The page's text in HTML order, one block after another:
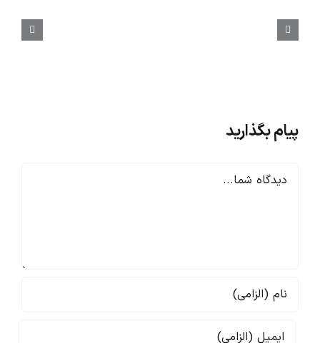
پیام بگذارید
دیدگاه